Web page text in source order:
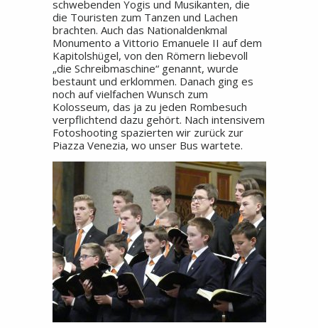
schwebenden Yogis und Musikanten, die
die Touristen zum Tanzen und Lachen
brachten. Auch das Nationaldenkmal
Monumento a Vittorio Emanuele II auf dem
Kapitolshügel, von den Römern liebevoll
„die Schreibmaschine“ genannt, wurde
bestaunt und erklommen. Danach ging es
noch auf vielfachen Wunsch zum
Kolosseum, das ja zu jeden Rombesuch
verpflichtend dazu gehört. Nach intensivem
Fotoshooting spazierten wir zurück zur
Piazza Venezia, wo unser Bus wartete.